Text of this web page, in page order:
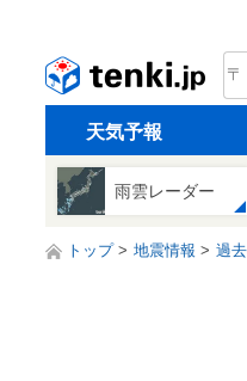
天気予報
雨雲レーダー
トップ 地震情報 過